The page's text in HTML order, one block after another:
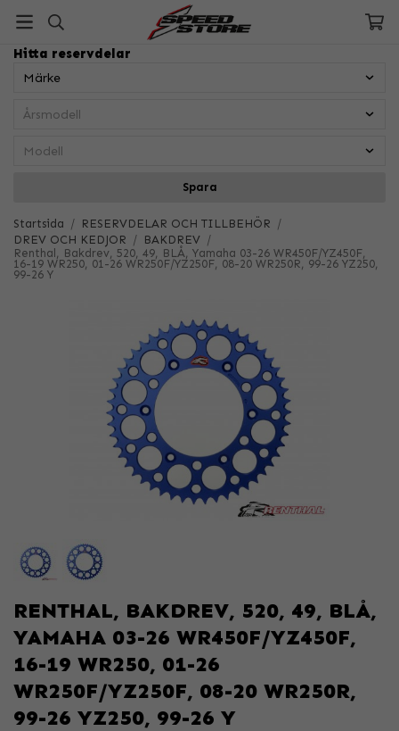
Hitta reservdelar
Spara
Startsida / RESERVDELAR OCH TILLBEHÖR /
DREV OCH KEDJOR / BAKDREV /
Renthal, Bakdrev, 520, 49, BLÅ, Yamaha 03-26 WR450F/YZ450F,
16-19 WR250, 01-26 WR250F/YZ250F, 08-20 WR250R, 99-26 YZ250,
99-26 Y
RENTHAL, BAKDREV, 520, 49, BLÅ,
YAMAHA 03-26 WR450F/YZ450F,
16-19 WR250, 01-26
WR250F/YZ250F, 08-20 WR250R,
99-26 YZ250, 99-26 Y